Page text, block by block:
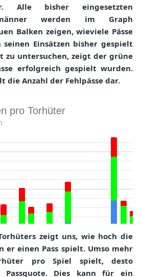
Alle bisher eingesetzten
werden im Graph
Balken zeigen, wieviele Pässe
Einsätzen bisher gespielt
zu untersuchen, zeigt der grüne
erfolgreich gespielt wurden.
die Anzahl der Fehlpässe dar.
zeigt uns, wie hoch die
er einen Pass spielt. Umso mehr
pro Spiel spielt, desto
Dies kann für ein